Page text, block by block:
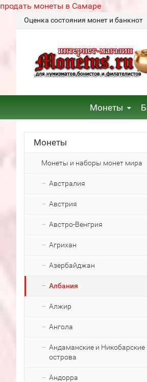
продать монеты в Самаре
Оценка состояния монет и банкнот
Монеты
Монеты
Монеты и наборы монет мира
Австралия
Австрия
Австро-Венгрия
Агрихан
Азербайджан
Албания
Алжир
Ангола
Андаманские и Никобарские
острова
Андорра